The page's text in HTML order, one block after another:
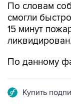
По словам
смогли
15 минут
По данному
Купить